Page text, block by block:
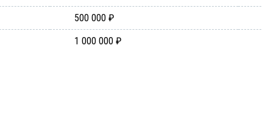
500 000 ₽
1 000 000 ₽